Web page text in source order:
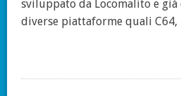
sviluppato da Locomalito e
diverse piattaforme quali C64,